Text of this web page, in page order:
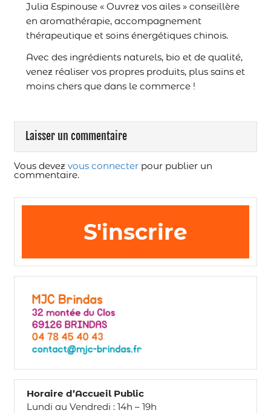
Julia Espinouse « Ouvrez vos ailes » conseillère
en aromathérapie, accompagnement
thérapeutique et soins énergétiques chinois.
Avec des ingrédients naturels, bio et de qualité,
venez réaliser vos propres produits, plus sains et
moins chers que dans le commerce !
Laisser un commentaire
Vous devez vous connecterpour publier un
commentaire.
S'inscrire
Horaire d’Accueil Public
Lundi au Vendredi : 14h – 19h